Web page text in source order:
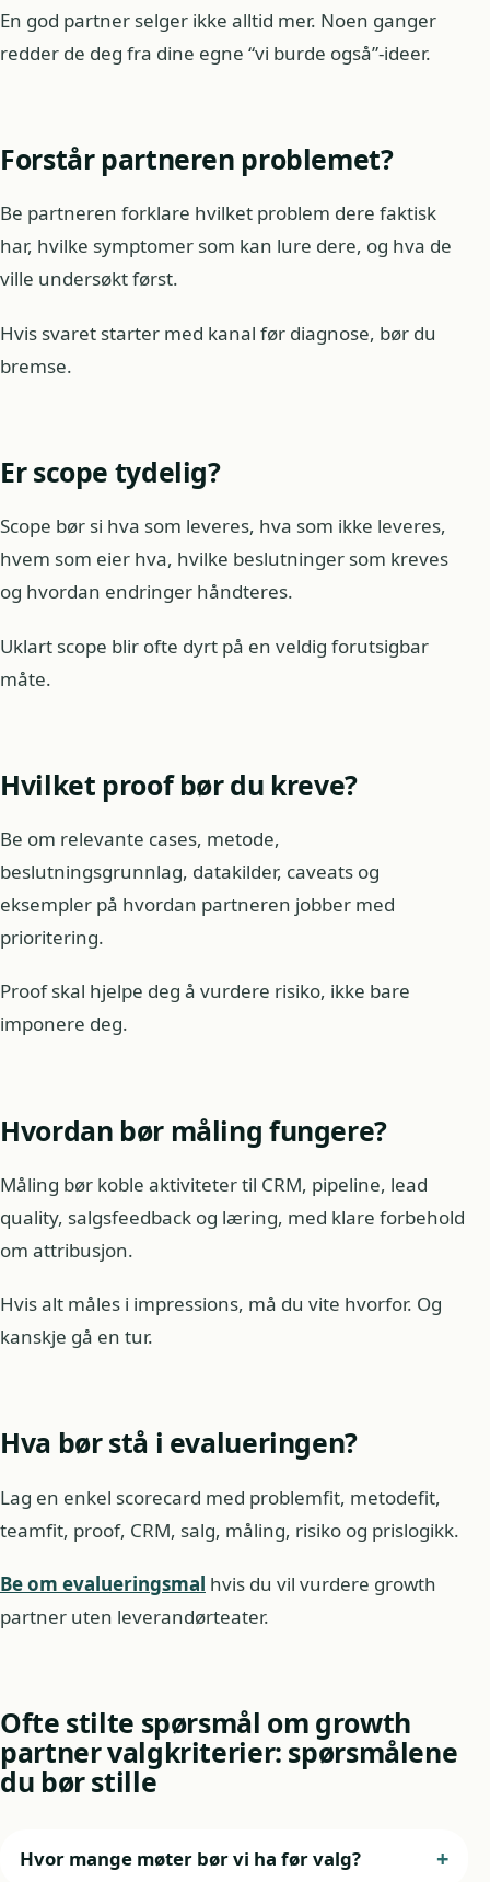
En god partner selger ikke alltid mer. Noen ganger
redder de deg fra dine egne “vi burde også”-ideer.
Forstår partneren problemet?
Be partneren forklare hvilket problem dere faktisk
har, hvilke symptomer som kan lure dere, og hva de
ville undersøkt først.
Hvis svaret starter med kanal før diagnose, bør du
bremse.
Er scope tydelig?
Scope bør si hva som leveres, hva som ikke leveres,
hvem som eier hva, hvilke beslutninger som kreves
og hvordan endringer håndteres.
Uklart scope blir ofte dyrt på en veldig forutsigbar
måte.
Hvilket proof bør du kreve?
Be om relevante cases, metode,
beslutningsgrunnlag, datakilder, caveats og
eksempler på hvordan partneren jobber med
prioritering.
Proof skal hjelpe deg å vurdere risiko, ikke bare
imponere deg.
Hvordan bør måling fungere?
Måling bør koble aktiviteter til CRM, pipeline, lead
quality, salgsfeedback og læring, med klare forbehold
om attribusjon.
Hvis alt måles i impressions, må du vite hvorfor. Og
kanskje gå en tur.
Hva bør stå i evalueringen?
Lag en enkel scorecard med problemfit, metodefit,
teamfit, proof, CRM, salg, måling, risiko og prislogikk.
Be om evalueringsmal hvis du vil vurdere growth
partner uten leverandørteater.
Ofte stilte spørsmål om growth
partner valgkriterier: spørsmålene
du bør stille
Hvor mange møter bør vi ha før valg?